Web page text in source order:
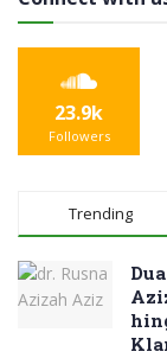
23.9k
Followers
Trending